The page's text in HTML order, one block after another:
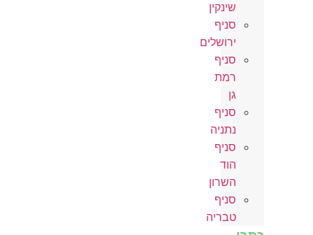
שינקין
סניף
ירושלים
סניף
רמת
גן
סניף
נתניה
סניף
הוד
השרון
סניף
טבריה